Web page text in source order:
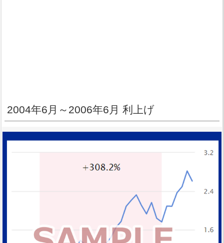
2004年6月～2006年6月 利上げ